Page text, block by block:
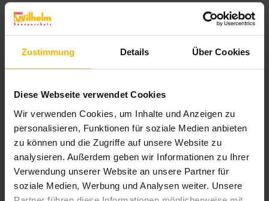
Zustimmung Details Über Cookies
Diese Webseite verwendet Cookies
Wir verwenden Cookies, um Inhalte und Anzeigen zu
personalisieren, Funktionen für soziale Medien anbieten
zu können und die Zugriffe auf unsere Website zu
analysieren. Außerdem geben wir Informationen zu Ihrer
Verwendung unserer Website an unsere Partner für
soziale Medien, Werbung und Analysen weiter. Unsere
Produktbeschreibung
Schöner Relaxen mit Sonnenschutz: Das kompakte
Sonnensegel überzeugt durch eine leichte und
sowie durchdachte Details. Zum Beispiel sind
unsichtbar in der Tuchwelle versteckt. Ein
besonderer Eyecatcher für Garten und Terrasse.
Brillante Extras